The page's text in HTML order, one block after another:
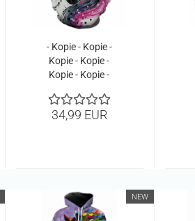
- Kopie - Kopie -
Kopie - Kopie -
Kopie - Kopie -
Kopie - Kopie -
Kopie - Kopie -
34,99 EUR
NEW